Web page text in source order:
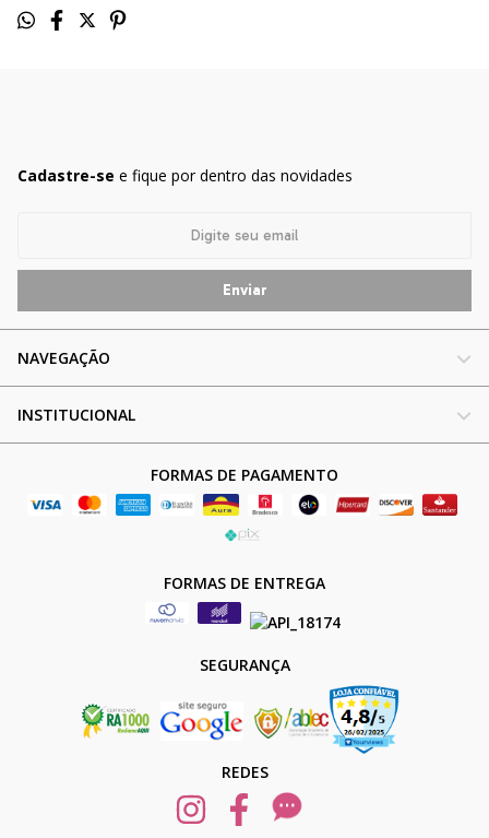
Cadastre-se e fique por dentro das novidades
NAVEGAÇÃO
INSTITUCIONAL
FORMAS DE PAGAMENTO
FORMAS DE ENTREGA
SEGURANÇA
REDES